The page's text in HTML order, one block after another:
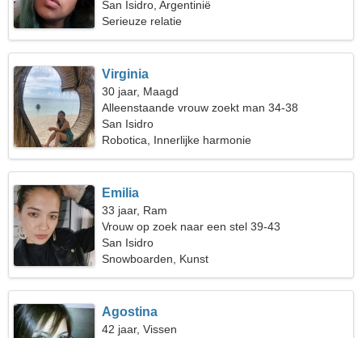
San Isidro, Argentinië
Serieuze relatie
Virginia
30 jaar, Maagd
Alleenstaande vrouw zoekt man 34-38
San Isidro
Robotica, Innerlijke harmonie
Emilia
33 jaar, Ram
Vrouw op zoek naar een stel 39-43
San Isidro
Snowboarden, Kunst
Agostina
42 jaar, Vissen